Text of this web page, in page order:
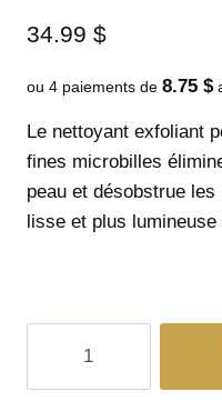
34.99 $
ou 4 paiements de 8.75 $
Le nettoyant exfoliant
fines microbilles
peau et désobstrue
lisse et plus